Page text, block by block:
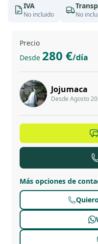
IVA
No incluido No
Precio
Desde 280 €/día
Jojumaca
Desde Agosto
Más opciones de